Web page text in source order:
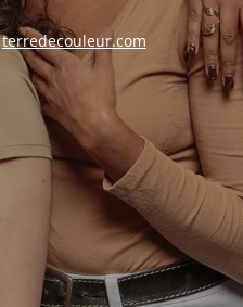
terredecouleur.com